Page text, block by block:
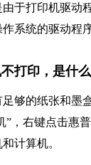
由于打印机驱
系统的驱动程
打印，是什
够的纸张和墨
”，右键点击惠
计算机。